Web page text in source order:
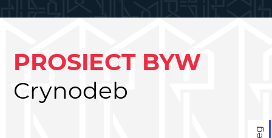
PROSIECT BYW
Crynodeb